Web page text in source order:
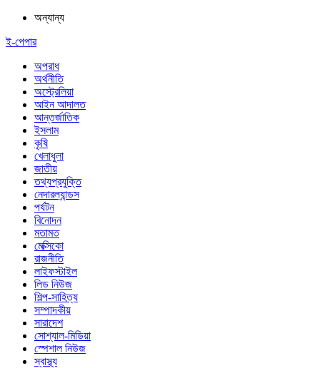
অন্যান্য
ই-পেপার
অপরাধ
অর্থনীতি
অস্ট্রেলিয়া
আইন আদালত
আন্তর্জাতিক
ইসলাম
কৃষি
খেলাধুলা
জাতীয়
তথ্যপ্রযুক্তি
নেদারল্যান্ডস
পর্যটন
বিনোদন
মতামত
মেক্সিকো
রাজনীতি
লাইফস্টাইল
লিড নিউজ
শিল্প-সাহিত্য
সম্পাদকীয়
সারাদেশ
সোশ্যাল-মিডিয়া
স্পেশাল নিউজ
স্বাস্থ্য